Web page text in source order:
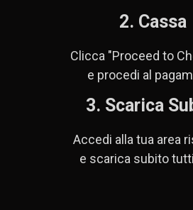
2. Cassa
Clicca "Proceed to
e procedi al
3. Scarica
Accedi alla tua area
e scarica subito